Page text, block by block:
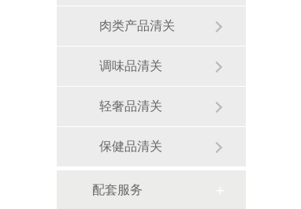
肉类产品清关
调味品清关
轻奢品清关
保健品清关
配套服务